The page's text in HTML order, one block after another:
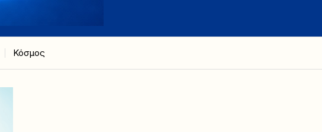
Κόσμος